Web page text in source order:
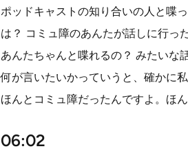
ポッドキャストの知り合いの人と喋
は？ コミュ障のあんたが話しに行っ
あんたちゃんと喋れるの？ みたいな
何が言いたいかっていうと、確かに
ほんとコミュ障だったんですよ。ほ
06:02